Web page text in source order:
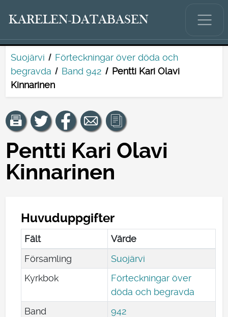
KARELEN-DATABASEN
Suojärvi
Förteckningar över döda och
begravda
Band 942
Pentti Kari Olavi
Kinnarinen
Pentti Kari Olavi
Kinnarinen
Huvuduppgifter
Fält
Värde
Församling
Suojärvi
Kyrkbok
Förteckningar över
döda och begravda
Band
942